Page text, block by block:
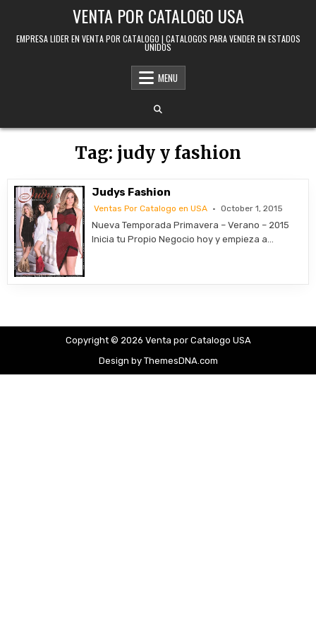
VENTA POR CATALOGO USA
EMPRESA LIDER EN VENTA POR CATALOGO | CATALOGOS PARA VENDER EN ESTADOS
UNIDOS
MENU
Tag: judy y fashion
Judys Fashion
Ventas Por Catalogo en USA October 1, 2015
Nueva Temporada Primavera – Verano – 2015
Inicia tu Propio Negocio hoy y empieza a…
Copyright © 2026 Venta por Catalogo USA
Design by ThemesDNA.com